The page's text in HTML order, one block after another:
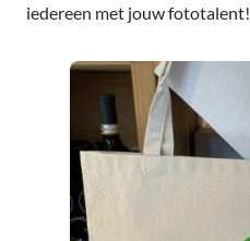
iedereen met jouw fototalent!